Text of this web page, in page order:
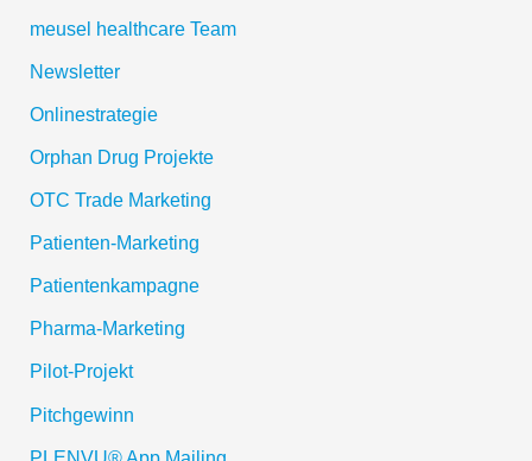
meusel healthcare Team
Newsletter
Onlinestrategie
Orphan Drug Projekte
OTC Trade Marketing
Patienten-Marketing
Patientenkampagne
Pharma-Marketing
Pilot-Projekt
Pitchgewinn